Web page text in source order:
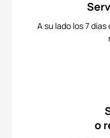
A su lado los 7
o